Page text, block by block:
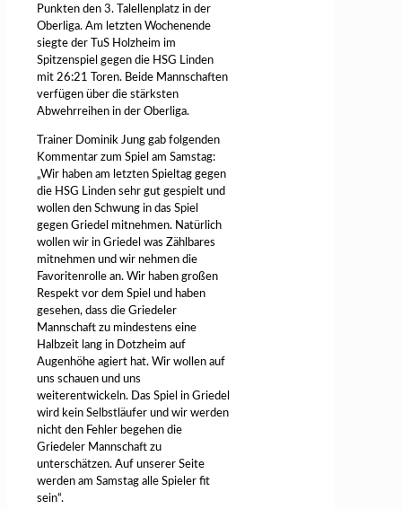
Punkten den 3. Talellenplatz in der
Oberliga. Am letzten Wochenende
siegte der TuS Holzheim im
Spitzenspiel gegen die HSG Linden
mit 26:21 Toren. Beide Mannschaften
verfügen über die stärksten
Abwehrreihen in der Oberliga.
Trainer Dominik Jung gab folgenden
Kommentar zum Spiel am Samstag:
„Wir haben am letzten Spieltag gegen
die HSG Linden sehr gut gespielt und
wollen den Schwung in das Spiel
gegen Griedel mitnehmen. Natürlich
wollen wir in Griedel was Zählbares
mitnehmen und wir nehmen die
Favoritenrolle an. Wir haben großen
Respekt vor dem Spiel und haben
gesehen, dass die Griedeler
Mannschaft zu mindestens eine
Halbzeit lang in Dotzheim auf
Augenhöhe agiert hat. Wir wollen auf
uns schauen und uns
weiterentwickeln. Das Spiel in Griedel
wird kein Selbstläufer und wir werden
nicht den Fehler begehen die
Griedeler Mannschaft zu
unterschätzen. Auf unserer Seite
werden am Samstag alle Spieler fit
sein“.